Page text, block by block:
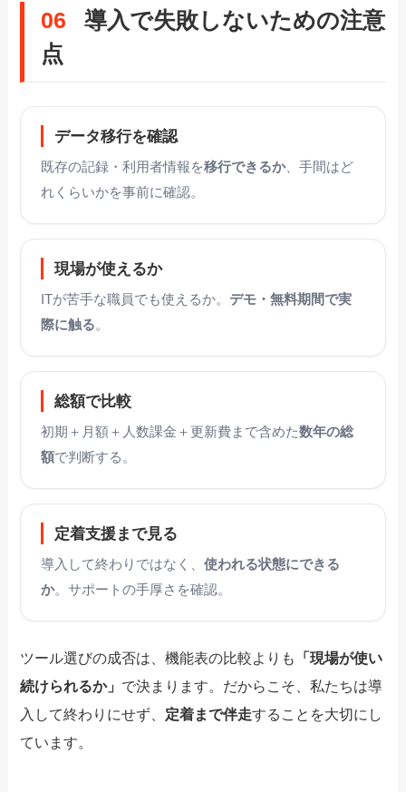
06
導入で失敗しないための注意
点
データ移行を確認
既存の記録・利用者情報を移行できるか、手間はど
れくらいかを事前に確認。
現場が使えるか
ITが苦手な職員でも使えるか。 デモ・無料期間で実
際に触る。
総額で比較
初期＋月額＋人数課金＋更新費まで含めた数年の総
額で判断する。
定着支援まで見る
導入して終わりではなく、使われる状態にできる
か。サポートの手厚さを確認。
ツール選びの成否は、機能表の比較よりも
「現場が使い
続けられるか」 で決まります。だからこそ、私たちは導
入して終わりにせず、 定着まで伴走することを大切にし
ています。